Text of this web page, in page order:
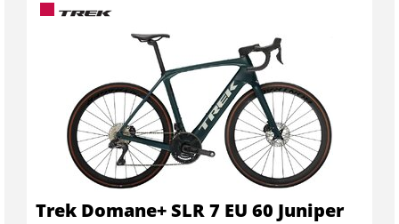
Trek Domane+ SLR 7 EU 60 Juniper